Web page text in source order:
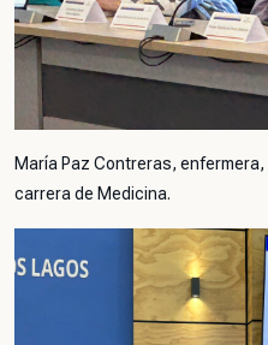
María Paz Contreras,
carrera de Medicina.